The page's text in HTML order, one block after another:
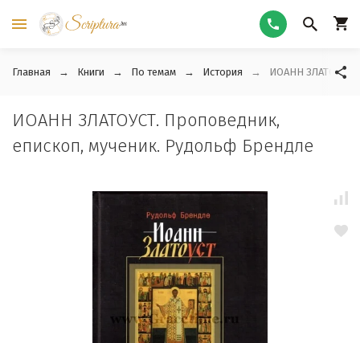
Главная Книги По темам История ИОАНН ЗЛАТОУСТ.
ИОАНН ЗЛАТОУСТ. Проповедник,
епископ, мученик. Рудольф Брендле